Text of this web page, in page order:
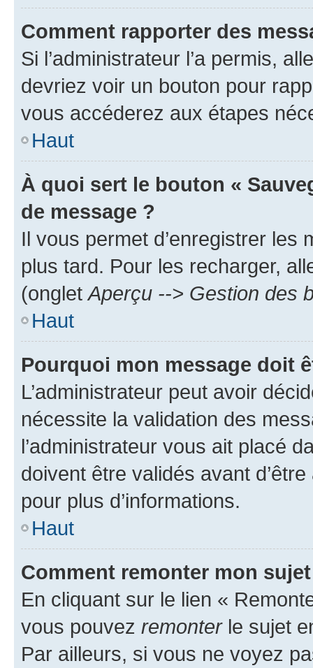
Comment rapporter des
Si l’administrateur l’a permis,
devriez voir un bouton pour
vous accéderez aux étapes
Haut
À quoi sert le bouton «
de message ?
Il vous permet d’enregistrer
plus tard. Pour les recharger,
(onglet Aperçu --> Gestion des
Haut
Pourquoi mon message doit
L’administrateur peut avoir
nécessite la validation des
l’administrateur vous ait placé
doivent être validés avant
pour plus d’informations.
Haut
Comment remonter mon
En cliquant sur le lien «
vous pouvez remonterle sujet
Par ailleurs, si vous ne voyez